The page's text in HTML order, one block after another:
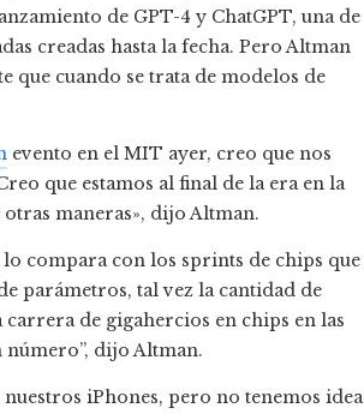
de GPT-4 y ChatGPT, una de
creadas hasta la fecha. Pero Altman
que cuando se trata de modelos de
evento en el MIT ayer, creo que nos
que estamos al final de la era en la
maneras», dijo Altman.
compara con los sprints de chips que
parámetros, tal vez la cantidad de
de gigahercios en chips en las
número”, dijo Altman.
iPhones, pero no tenemos idea